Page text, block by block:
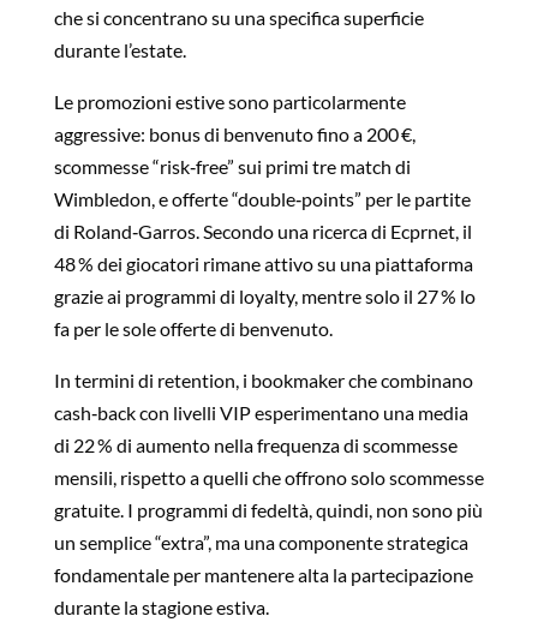
che si concentrano su una specifica superficie
durante l’estate.
Le promozioni estive sono particolarmente
aggressive: bonus di benvenuto fino a 200 €,
scommesse “risk‑free” sui primi tre match di
Wimbledon, e offerte “double‑points” per le partite
di Roland‑Garros. Secondo una ricerca di Ecprnet, il
48 % dei giocatori rimane attivo su una piattaforma
grazie ai programmi di loyalty, mentre solo il 27 % lo
fa per le sole offerte di benvenuto.
In termini di retention, i bookmaker che combinano
cash‑back con livelli VIP esperimentano una media
di 22 % di aumento nella frequenza di scommesse
mensili, rispetto a quelli che offrono solo scommesse
gratuite. I programmi di fedeltà, quindi, non sono più
un semplice “extra”, ma una componente strategica
fondamentale per mantenere alta la partecipazione
durante la stagione estiva.